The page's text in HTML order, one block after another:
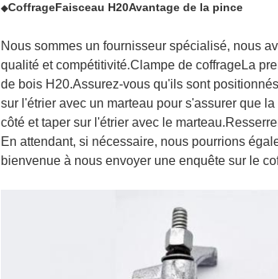
◆CoffrageFaisceau H20Avantage de la pince
Nous sommes un fournisseur spécialisé, nous
qualité et compétitivité.Clampe de coffrageLa
de bois H20.Assurez-vous qu'ils sont
sur l'étrier avec un marteau pour s'assurer que
côté et taper sur l'étrier avec le
En attendant, si nécessaire, nous pourrions
bienvenue à nous envoyer une enquête sur le